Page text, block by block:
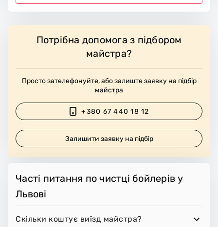
Потрібна допомога з підбором
майстра?
Просто зателефонуйте, або залиште заявку на підбір
майстра
+380 67 440 18 12
Залишити заявку на підбір
Часті питання по чистці бойлерів у
Львові
Скільки коштує виїзд майстра?